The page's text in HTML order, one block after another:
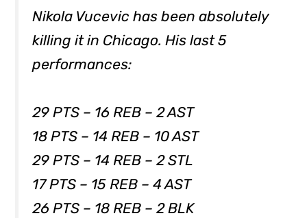
Nikola Vucevic has been absolutely
killing it in Chicago. His last 5
performances:
29 PTS – 16 REB – 2 AST
18 PTS – 14 REB – 10 AST
29 PTS – 14 REB – 2 STL
17 PTS – 15 REB – 4 AST
26 PTS – 18 REB – 2 BLK